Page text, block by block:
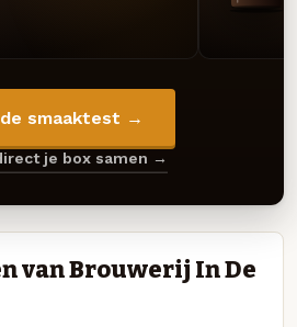
smaaktest →
je box samen →
van Brouwerij In De